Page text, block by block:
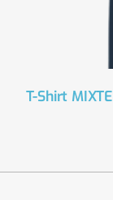
T-Shirt